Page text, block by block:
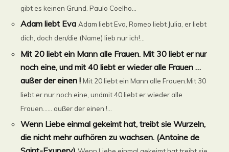
gibt es keinen Grund. Paulo Coelho...
Adam liebt Eva Adam liebt Eva, Romeo liebt Julia, er liebt
dich, doch den/die (Name) lieb nur ich!...
Mit 20 liebt ein Mann alle Frauen. Mit 30 liebt er nur
noch eine, und mit 40 liebt er wieder alle Frauen …
außer der einen ! Mit 20 liebt ein Mann alle Frauen.Mit 30
liebt er nur noch eine, undmit 40 liebt er wieder alle
Frauen…… außer der einen !...
Wenn Liebe einmal gekeimt hat, treibt sie Wurzeln,
die nicht mehr aufhören zu wachsen. (Antoine de